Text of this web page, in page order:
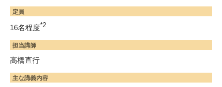
定員
16名程度*2
担当講師
高橋直行
主な講義内容